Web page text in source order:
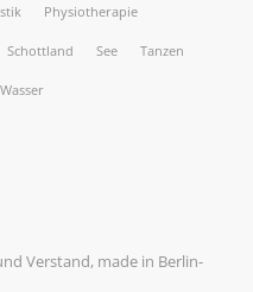
Physiotherapie
Schottland See Tanzen
Wasser
Verstand, made in Berlin-